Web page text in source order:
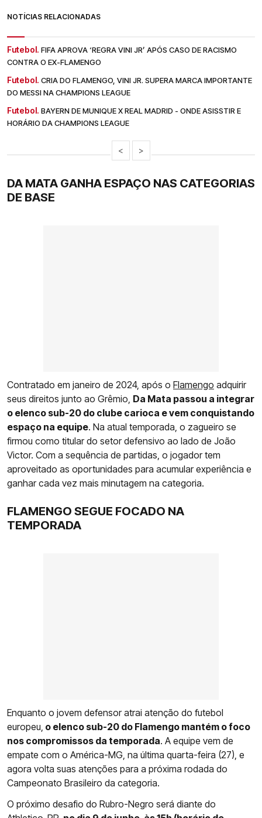
NOTÍCIAS RELACIONADAS
Futebol. FIFA APROVA ‘REGRA VINI JR’ APÓS CASO DE RACISMO
CONTRA O EX-FLAMENGO
Futebol. CRIA DO FLAMENGO, VINI JR. SUPERA MARCA IMPORTANTE
DO MESSI NA CHAMPIONS LEAGUE
Futebol. BAYERN DE MUNIQUE X REAL MADRID - ONDE ASISSTIR E
HORÁRIO DA CHAMPIONS LEAGUE
< >
DA MATA GANHA ESPAÇO NAS CATEGORIAS
DE BASE
Contratado em janeiro de 2024, após o Flamengo adquirir
seus direitos junto ao Grêmio, Da Mata passou a integrar
o elenco sub-20 do clube carioca e vem conquistando
espaço na equipe. Na atual temporada, o zagueiro se
firmou como titular do setor defensivo ao lado de João
Victor. Com a sequência de partidas, o jogador tem
aproveitado as oportunidades para acumular experiência e
ganhar cada vez mais minutagem na categoria.
FLAMENGO SEGUE FOCADO NA
TEMPORADA
Enquanto o jovem defensor atrai atenção do futebol
europeu, o elenco sub-20 do Flamengo mantém o foco
nos compromissos da temporada. A equipe vem de
empate com o América-MG, na última quarta-feira (27), e
agora volta suas atenções para a próxima rodada do
Campeonato Brasileiro da categoria.
O próximo desafio do Rubro-Negro será diante do